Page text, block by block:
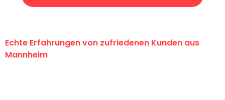
Echte Erfahrungen von zufriedenen Kunden aus
Mannheim